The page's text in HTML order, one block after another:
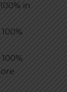
in